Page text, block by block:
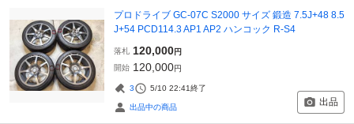
プロドライブ GC-07C S2000 サイズ 鍛造 7.5J+48 8.5
J+54 PCD114.3 AP1 AP2 ハンコック R-S4
落札 120,000円
開始 120,000円
3 5/10 22:41終了
出品中の商品 出品